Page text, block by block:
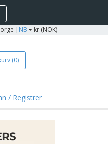
| NB kr (NOK)
(0)
/ Registrer